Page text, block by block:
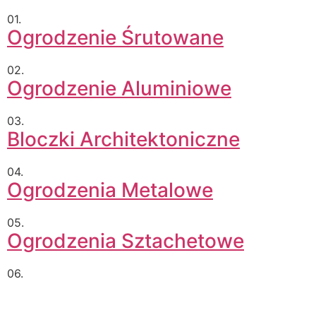
01.
Ogrodzenie Śrutowane
02.
Ogrodzenie Aluminiowe
03.
Bloczki Architektoniczne
04.
Ogrodzenia Metalowe
05.
Ogrodzenia Sztachetowe
06.